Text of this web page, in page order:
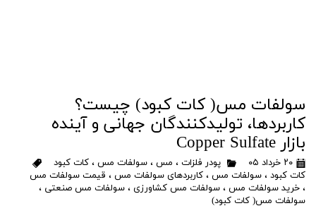
سولفات مس( کات کبود) چیست؟
کاربردها، تولیدکنندگان جهانی و آینده
بازار Copper Sulfate
۲۰ خرداد ۰۵ پودر فلزات ، مس ، سولفات مس ، کات کبود
کات کبود ، سولفات مس ، کاربردهای سولفات مس ، قیمت سولفات مس
، خرید سولفات مس ، سولفات مس کشاورزی ، سولفات مس صنعتی ،
سولفات مس( کات کبود)